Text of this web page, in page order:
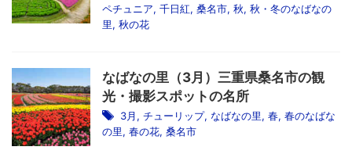
ペチュニア, 千日紅, 桑名市, 秋, 秋・冬のなばなの
里, 秋の花
なばなの里（3月）三重県桑名市の観
光・撮影スポットの名所
3月, チューリップ, なばなの里, 春, 春のなばな
の里, 春の花, 桑名市